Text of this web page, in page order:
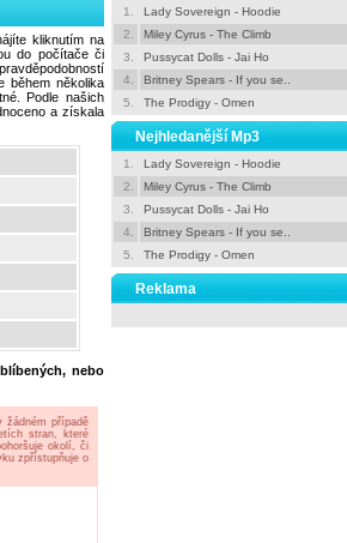
kliknutím na
do počítače či
během několika
Podle našich
a získala
nebo
žádném případě
stran, které
okolí, či
zpřístupňuje o
1.
Lady Sovereign - Hoodie
2.
Miley Cyrus - The Climb
3.
Pussycat Dolls - Jai Ho
4.
Britney Spears - If you se..
5.
The Prodigy - Omen
Nejhledanější Mp3
1.
Lady Sovereign - Hoodie
2.
Miley Cyrus - The Climb
3.
Pussycat Dolls - Jai Ho
4.
Britney Spears - If you se..
5.
The Prodigy - Omen
Reklama